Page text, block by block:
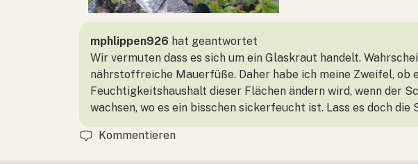
mphlippen926 hat geantwortet
Wir vermuten dass es sich um ein Glaskraut handelt.
nährstoffreiche Mauerfüße. Daher habe ich meine Zweifel,
Feuchtigkeitshaushalt dieser Flächen ändern wird, wenn der
wachsen, wo es ein bisschen sickerfeucht ist. Lass es doch die
Kommentieren